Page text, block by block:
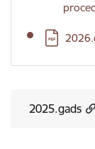
2025.gads